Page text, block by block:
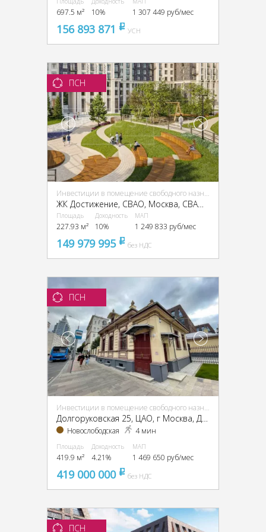
697.5 м² 10% 1 307 449 руб/мес
156 893 871 pуб
УСН
ПСН
Инвестиции в помещение свободного назначения (ПСН)
ЖК Достижение, CВАО, Москва, СВАО, Марфино, улица Академика Королева, 21
Площадь
227.93 м²
Доходность
10%
МАП
1 249 833 руб/мес
149 979 995 pуббез НДС
ПСН
Инвестиции в помещение свободного назначения (ПСН)
Долгоруковская 25, ЦАО, г Москва, Долгоруковская ул., 25
Новослободская 4 мин
Площадь
419.9 м²
Доходность
4.21%
МАП
1 469 650 руб/мес
419 000 000 pуббез НДС
ПСН